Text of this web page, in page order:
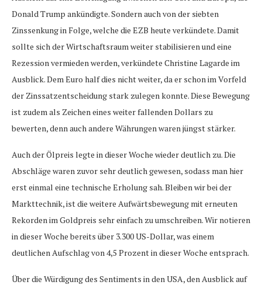
Donald Trump ankündigte. Sondern auch von der siebten
Zinssenkung in Folge, welche die EZB heute verkündete. Damit
sollte sich der Wirtschaftsraum weiter stabilisieren und eine
Rezession vermieden werden, verkündete Christine Lagarde im
Ausblick. Dem Euro half dies nicht weiter, da er schon im Vorfeld
der Zinssatzentscheidung stark zulegen konnte. Diese Bewegung
ist zudem als Zeichen eines weiter fallenden Dollars zu
bewerten, denn auch andere Währungen waren jüngst stärker.
Auch der Ölpreis legte in dieser Woche wieder deutlich zu. Die
Abschläge waren zuvor sehr deutlich gewesen, sodass man hier
erst einmal eine technische Erholung sah. Bleiben wir bei der
Markttechnik, ist die weitere Aufwärtsbewegung mit erneuten
Rekorden im Goldpreis sehr einfach zu umschreiben. Wir notieren
in dieser Woche bereits über 3.300 US-Dollar, was einem
deutlichen Aufschlag von 4,5 Prozent in dieser Woche entsprach.
Über die Würdigung des Sentiments in den USA, den Ausblick auf